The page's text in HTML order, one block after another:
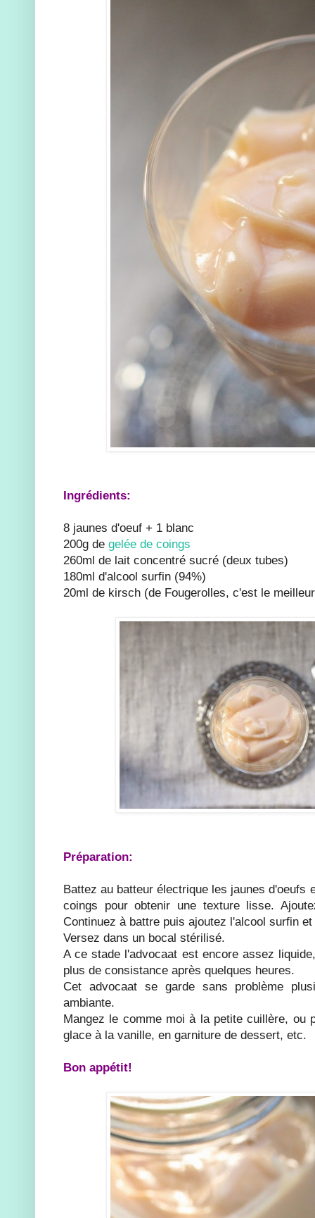
Ingrédients:
8 jaunes d'oeuf + 1 blanc
200g de gelée de coings
260ml de lait concentré sucré (deux tubes)
180ml d'alcool surfin (94%)
20ml de kirsch (de Fougerolles, c'est le
Préparation:
Battez au batteur électrique les jaunes d'oeufs
coings pour obtenir une texture lisse.
Continuez à battre puis ajoutez l'alcool surfin
Versez dans un bocal stérilisé.
A ce stade l'advocaat est encore assez
plus de consistance après quelques heures.
Cet advocaat se garde sans problème
ambiante.
Mangez le comme moi à la petite cuillère, ou
glace à la vanille, en garniture de dessert, etc.
Bon appétit!